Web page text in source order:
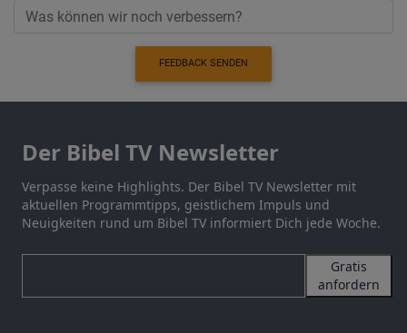
FEEDBACK SENDEN
Der Bibel TV Newsletter
Verpasse keine Highlights. Der Bibel TV Newsletter mit
aktuellen Programmtipps, geistlichem Impuls und
Neuigkeiten rund um Bibel TV informiert Dich jede Woche.
Gratis
anfordern